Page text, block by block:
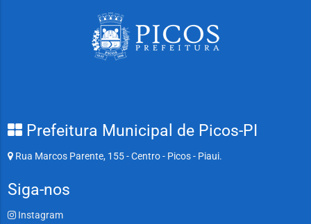
Prefeitura Municipal de Picos-PI
Rua Marcos Parente, 155 - Centro - Picos - Piaui.
Siga-nos
Instagram